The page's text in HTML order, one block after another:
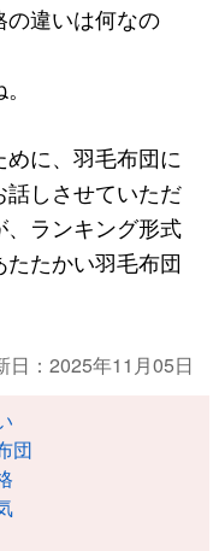
の違いは何なの
に、羽毛布団に
しさせていただ
、ランキング形式
たかい羽毛布団
日：2025年11月05日
団